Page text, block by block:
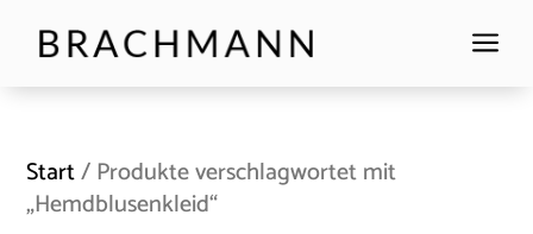
a
Start/ Produkte verschlagwortet mit
„Hemdblusenkleid“